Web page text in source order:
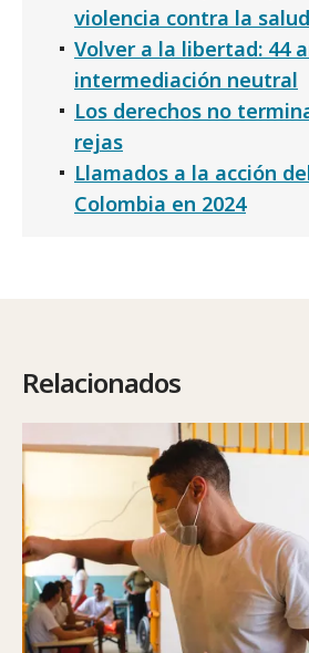
violencia contra la
Volver a la libertad: 44
intermediación neutral
Los derechos no
rejas
Llamados a la acción
Colombia en 2024
Relacionados